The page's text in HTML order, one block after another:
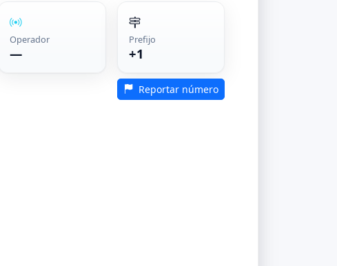
Operador
—
Prefijo
+1
Reportar número